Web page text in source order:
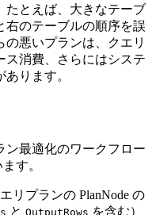
たとえば、大きなテーブ
右のテーブルの順序を誤
悪いプランは、クエリ
ス消費、さらにはシステ
ります。
ン最適化のワークフロー
す。
リプランの PlanNode の
と OutputRows を含む）